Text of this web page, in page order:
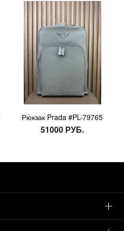
Рюкзак Prada #PL-79765
51000 РУБ.